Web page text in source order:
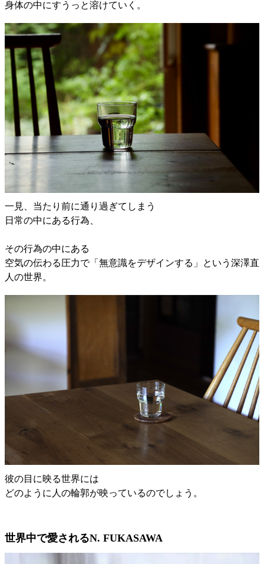
身体の中にすうっと溶けていく。
一見、当たり前に通り過ぎてしまう
日常の中にある行為、
その行為の中にある
空気の伝わる圧力で「無意識をデザインする」という深澤直
人の世界。
彼の目に映る世界には
どのように人の輪郭が映っているのでしょう。
世界中で愛されるN. FUKASAWA